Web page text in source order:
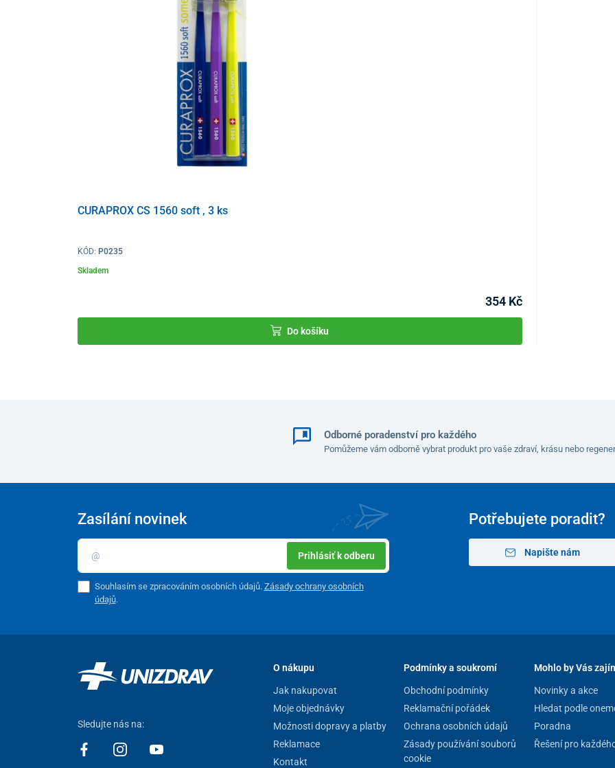
CURAPROX CS 1560 soft , 3 ks
KÓD: P0235
Skladem
354 Kč
Do košíku
Odborné poradenství pro každého
Pomůžeme vám odborně vybrat produkt pro vaše zdraví, krásu nebo
Potřebujete poradit?
Napište nám
Zasílání novinek
Prihlásiť k odberu
Souhlasím se zpracováním osobních údajů. Zásady ochrany osobních
údajů.
Sledujte nás na:
O nákupu
Jak nakupovat
Moje objednávky
Možnosti dopravy a platby
Reklamace
Kontakt
Podmínky a soukromí
Obchodní podmínky
Reklamační pořádek
Ochrana osobních údajů
Zásady používání souborů
cookie
Mohlo by Vás
Novinky a akce
Hledat podle
Poradna
Řešení pro